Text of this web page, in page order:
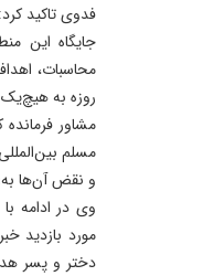
فدوی تاکید
جایگاه این
محاسبات،
روزه به
مشاور
مسلم
و نقض آن‌ها
وی در ادامه
دختر و پسر